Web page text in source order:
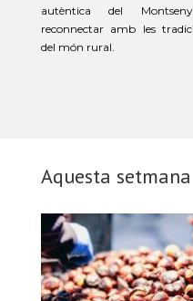
autèntica del
reconnectar amb les
del món rural.
Aquesta